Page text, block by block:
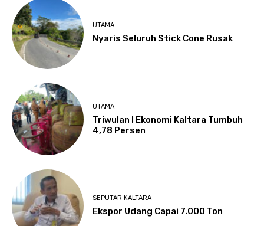
UTAMA
Nyaris Seluruh Stick Cone Rusak
UTAMA
Triwulan I Ekonomi Kaltara Tumbuh
4,78 Persen
SEPUTAR KALTARA
Ekspor Udang Capai 7.000 Ton